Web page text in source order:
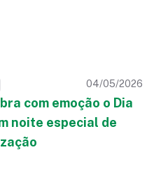
04/05/2026
com emoção o Dia
noite especial de